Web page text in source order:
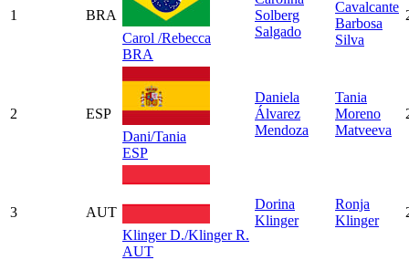
1
BRA
Carol /Rebecca
BRA
Solberg
Salgado
Cavalcante
Barbosa
Silva
2
ESP
Dani/Tania
ESP
Daniela
Álvarez
Mendoza
Tania
Moreno
Matveeva
3
AUT
Klinger D./Klinger R.
AUT
Dorina
Klinger
Ronja
Klinger